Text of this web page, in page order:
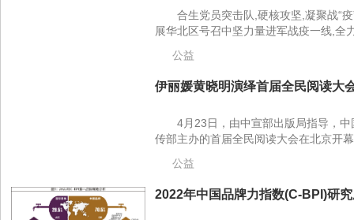
合生党员突击队,硬核攻坚,凝聚战“
展华北区号召中坚力量进军战疫一线,全
公益
伊丽媛黄晓明演绎首届全民阅读大
4月23日，由中宣部出版局指导，
传部主办的首届全民阅读大会在北京开
公益
2022年中国品牌力指数(C-BPI)研